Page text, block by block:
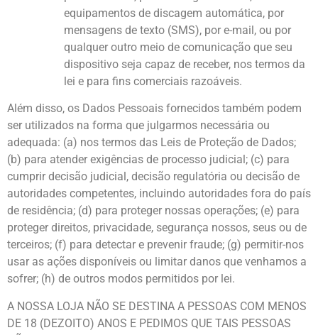
equipamentos de discagem automática, por
mensagens de texto (SMS), por e-mail, ou por
qualquer outro meio de comunicação que seu
dispositivo seja capaz de receber, nos termos da
lei e para fins comerciais razoáveis.
Além disso, os Dados Pessoais fornecidos também podem
ser utilizados na forma que julgarmos necessária ou
adequada: (a) nos termos das Leis de Proteção de Dados;
(b) para atender exigências de processo judicial; (c) para
cumprir decisão judicial, decisão regulatória ou decisão de
autoridades competentes, incluindo autoridades fora do país
de residência; (d) para proteger nossas operações; (e) para
proteger direitos, privacidade, segurança nossos, seus ou de
terceiros; (f) para detectar e prevenir fraude; (g) permitir-nos
usar as ações disponíveis ou limitar danos que venhamos a
sofrer; (h) de outros modos permitidos por lei.
A NOSSA LOJA NÃO SE DESTINA A PESSOAS COM MENOS
DE 18 (DEZOITO) ANOS E PEDIMOS QUE TAIS PESSOAS